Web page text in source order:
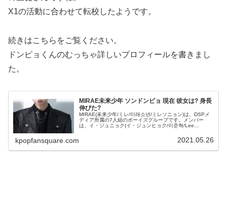
X1の活動に合わせて転校したようです。
続きはこちらをご覧ください。
ドンピョくんのむっちゃ詳しいプロフィールを書きまし
た。
MIRAE未来少年 ソンドンピョ 現在 彼女は? 身長
伸びた?
MIRAE(未来少年/ミレ/미래소년/ミレソニョン)は、DSPメ
ディア所属の7人組のボーイズグループです。メンバー
は、イ・ジュニョク(イ・ジュンヒョク/이준혁/Lee
kpopfansquare.com 2021.05.26